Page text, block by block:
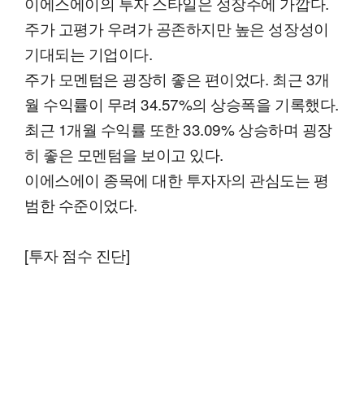
주가 고평가 우려가 공존하지만 높은 성장성이
기대되는 기업이다.
주가 모멘텀은 굉장히 좋은 편이었다. 최근 3개
월 수익률이 무려 34.57%의 상승폭을 기록했다.
최근 1개월 수익률 또한 33.09% 상승하며 굉장
히 좋은 모멘텀을 보이고 있다.
이에스에이 종목에 대한 투자자의 관심도는 평
범한 수준이었다.
[투자 점수 진단]